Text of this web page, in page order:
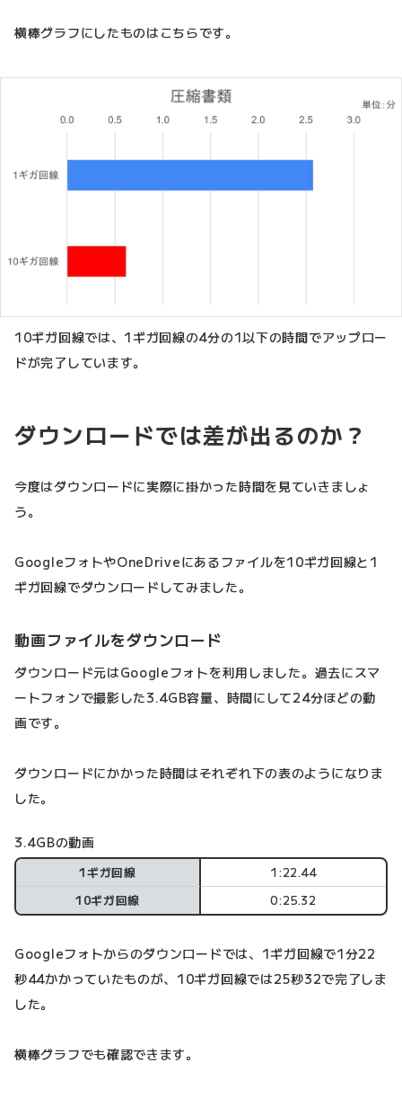
横棒グラフにしたものはこちらです。
10ギガ回線では、1ギガ回線の4分の1以下の時間でアップロー
ドが完了しています。
ダウンロードでは差が出るのか？
今度はダウンロードに実際に掛かった時間を見ていきましょ
う。
GoogleフォトやOneDriveにあるファイルを10ギガ回線と1
ギガ回線でダウンロードしてみました。
動画ファイルをダウンロード
ダウンロード元はGoogleフォトを利用しました。過去にスマ
ートフォンで撮影した3.4GB容量、時間にして24分ほどの動
画です。
ダウンロードにかかった時間はそれぞれ下の表のようになりま
した。
3.4GBの動画
1ギガ回線
1:22.44
10ギガ回線
0:25.32
Googleフォトからのダウンロードでは、1ギガ回線で1分22
秒44かかっていたものが、10ギガ回線では25秒32で完了しま
した。
横棒グラフでも確認できます。